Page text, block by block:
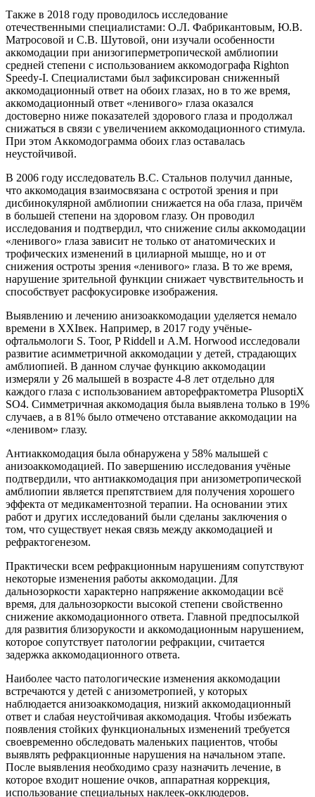
Также в 2018 году проводилось исследование
отечественными специалистами: О.Л. Фабрикантовым, Ю.В.
Матросовой и С.В. Шутовой, они изучали особенности
аккомодации при анизогиперметропической амблиопии
средней степени с использованием аккомодографа Righton
Speedy-I. Специалистами был зафиксирован сниженный
аккомодационный ответ на обоих глазах, но в то же время,
аккомодационный ответ «ленивого» глаза оказался
достоверно ниже показателей здорового глаза и продолжал
снижаться в связи с увеличением аккомодационного стимула.
При этом Аккомодограмма обоих глаз оставалась
неустойчивой.
В 2006 году исследователь В.С. Стальнов получил данные,
что аккомодация взаимосвязана с остротой зрения и при
дисбинокулярной амблиопии снижается на оба глаза, причём
в большей степени на здоровом глазу. Он проводил
исследования и подтвердил, что снижение силы аккомодации
«ленивого» глаза зависит не только от анатомических и
трофических изменений в цилиарной мышце, но и от
снижения остроты зрения «ленивого» глаза. В то же время,
нарушение зрительной функции снижает чувствительность и
способствует расфокусировке изображения.
Выявлению и лечению анизоаккомодации уделяется немало
времени в XXIвек. Например, в 2017 году учёные-
офтальмологи S. Toor, P Riddell и A.M. Horwood исследовали
развитие асимметричной аккомодации у детей, страдающих
амблиопией. В данном случае функцию аккомодации
измеряли у 26 малышей в возрасте 4-8 лет отдельно для
каждого глаза с использованием авторефрактометра PlusoptiX
SO4. Симметричная аккомодация была выявлена только в 19%
случаев, а в 81% было отмечено отставание аккомодации на
«ленивом» глазу.
Антиаккомодация была обнаружена у 58% малышей с
анизоаккомодацией. По завершению исследования учёные
подтвердили, что антиаккомодация при анизометропической
амблиопии является препятствием для получения хорошего
эффекта от медикаментозной терапии. На основании этих
работ и других исследований были сделаны заключения о
том, что существует некая связь между аккомодацией и
рефрактогенезом.
Практически всем рефракционным нарушениям сопутствуют
некоторые изменения работы аккомодации. Для
дальнозоркости характерно напряжение аккомодации всё
время, для дальнозоркости высокой степени свойственно
снижение аккомодационного ответа. Главной предпосылкой
для развития близорукости и аккомодационным нарушением,
которое сопутствует патологии рефракции, считается
задержка аккомодационного ответа.
Наиболее часто патологические изменения аккомодации
встречаются у детей с анизометропией, у которых
наблюдается анизоаккомодация, низкий аккомодационный
ответ и слабая неустойчивая аккомодация. Чтобы избежать
появления стойких функциональных изменений требуется
своевременно обследовать маленьких пациентов, чтобы
выявлять рефракционные нарушения на начальном этапе.
После выявления необходимо сразу назначить лечение, в
которое входит ношение очков, аппаратная коррекция,
использование специальных наклеек-окклюдеров.